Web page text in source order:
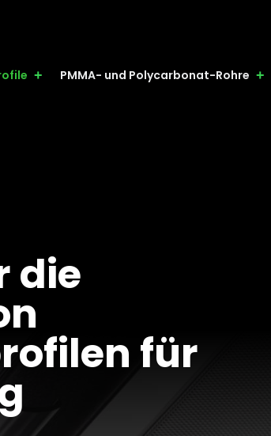
PMMA- und Polycarbonat-Rohre
die
für